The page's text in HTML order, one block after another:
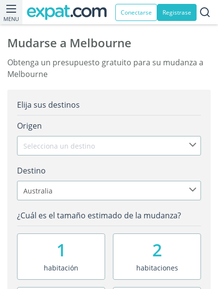
MENU
Conectarse Registrase
Mudarse a Melbourne
Obtenga un presupuesto gratuito para su mudanza a
Melbourne
Elija sus destinos
Origen
Selecciona un destino
Destino
Australia
¿Cuál es el tamaño estimado de la mudanza?
1
habitación
2
habitaciones